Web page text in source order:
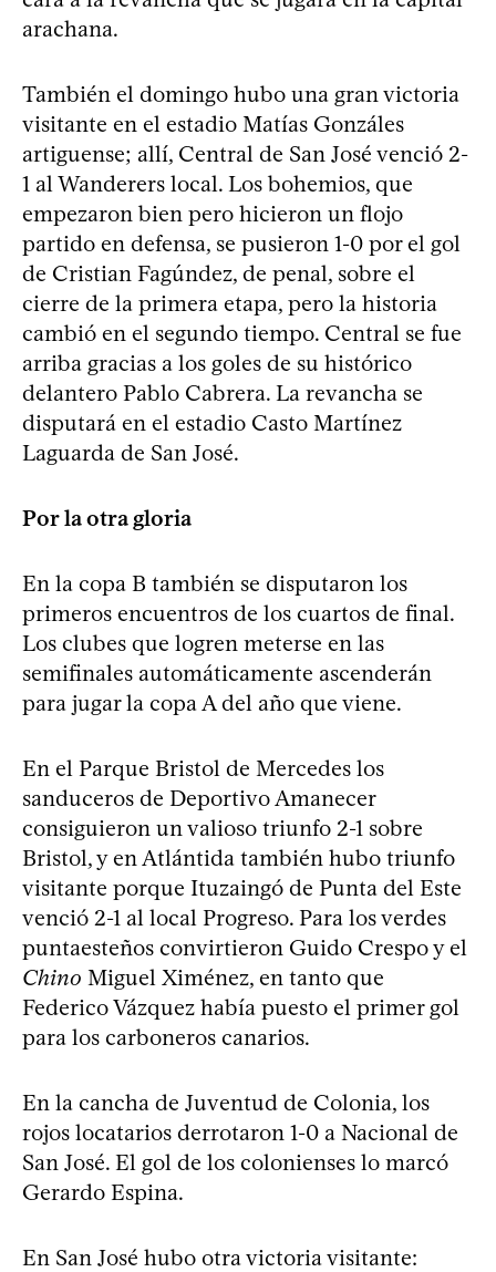
arachana.
También el domingo hubo una gran victoria
visitante en el estadio Matías Gonzáles
artiguense; allí, Central de San José venció 2-
1 al Wanderers local. Los bohemios, que
empezaron bien pero hicieron un flojo
partido en defensa, se pusieron 1-0 por el gol
de Cristian Fagúndez, de penal, sobre el
cierre de la primera etapa, pero la historia
cambió en el segundo tiempo. Central se fue
arriba gracias a los goles de su histórico
delantero Pablo Cabrera. La revancha se
disputará en el estadio Casto Martínez
Laguarda de San José.
Por la otra gloria
En la copa B también se disputaron los
primeros encuentros de los cuartos de final.
Los clubes que logren meterse en las
semifinales automáticamente ascenderán
para jugar la copa A del año que viene.
En el Parque Bristol de Mercedes los
sanduceros de Deportivo Amanecer
consiguieron un valioso triunfo 2-1 sobre
Bristol, y en Atlántida también hubo triunfo
visitante porque Ituzaingó de Punta del Este
venció 2-1 al local Progreso. Para los verdes
puntaesteños convirtieron Guido Crespo y el
Chino Miguel Ximénez, en tanto que
Federico Vázquez había puesto el primer gol
para los carboneros canarios.
En la cancha de Juventud de Colonia, los
rojos locatarios derrotaron 1-0 a Nacional de
San José. El gol de los colonienses lo marcó
Gerardo Espina.
En San José hubo otra victoria visitante: